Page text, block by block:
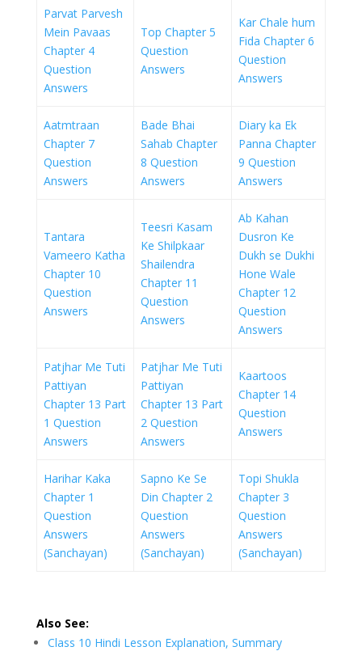
Parvat Parvesh
Mein Pavaas
Chapter 4
Question
Answers
Top Chapter 5
Question
Answers
Kar Chale hum
Fida Chapter 6
Question
Answers
Aatmtraan
Chapter 7
Question
Answers
Bade Bhai
Sahab Chapter
8 Question
Answers
Diary ka Ek
Panna Chapter
9 Question
Answers
Tantara
Vameero Katha
Chapter 10
Question
Answers
Teesri Kasam
Ke Shilpkaar
Shailendra
Chapter 11
Question
Answers
Ab Kahan
Dusron Ke
Dukh se Dukhi
Hone Wale
Chapter 12
Question
Answers
Patjhar Me Tuti
Pattiyan
Chapter 13 Part
1 Question
Answers
Patjhar Me Tuti
Pattiyan
Chapter 13 Part
2 Question
Answers
Kaartoos
Chapter 14
Question
Answers
Harihar Kaka
Chapter 1
Question
Answers
(Sanchayan)
Sapno Ke Se
Din Chapter 2
Question
Answers
(Sanchayan)
Topi Shukla
Chapter 3
Question
Answers
(Sanchayan)
Also See:
Class 10 Hindi Lesson Explanation, Summary